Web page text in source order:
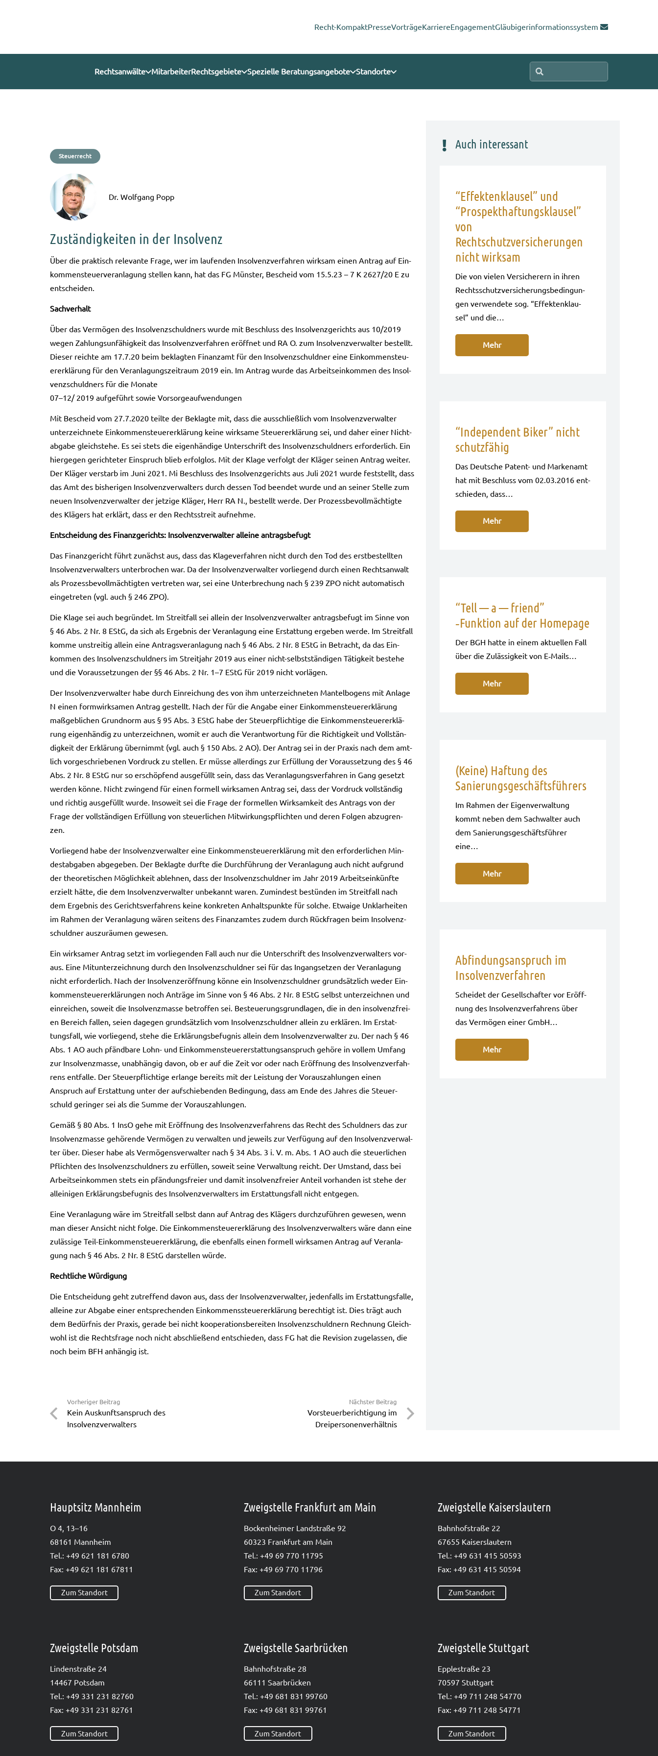
Recht-KompaktPresseVorträgeKarriereEngagementGläubigerinformationssystem
Rechtsanwälte MitarbeiterRechtsgebiete Spezielle Beratungsangebote Standorte
Steuerrecht
Dr. Wolfgang Popp
Zuständigkeiten in der Insolvenz
Über die prak­tisch rele­van­te Frage, wer im lau­fen­den Insol­venz­ver­fah­ren wirk­sam einen Antrag auf Ein­
kom­men­steu­er­ver­an­la­gung stel­len kann, hat das FG Müns­ter, Bescheid vom 15.5.23 – 7 K 2627/20 E zu
ent­schei­den.
Sach­ver­halt
Über das Ver­mö­gen des Insol­venz­schuld­ners wurde mit Beschluss des Insol­venz­ge­richts aus 10/2019
wegen Zah­lungs­un­fä­hig­keit das Insol­venz­ver­fah­ren eröff­net und RA O. zum Insol­venz­ver­wal­ter bestellt.
Die­ser reich­te am 17.7.20 beim beklag­ten Finanz­amt für den Insol­venz­schuld­ner eine Ein­kom­men­steu­
er­erklä­rung für den Ver­an­la­gungs­zeit­raum 2019 ein. Im Antrag wurde das Arbeits­ein­kom­men des Insol­
venz­schuld­ners für die Mona­te
07–12/ 2019 auf­ge­führt sowie Vor­sor­ge­auf­wen­dun­gen
Mit Bescheid vom 27.7.2020 teil­te der Beklag­te mit, dass die aus­schließ­lich vom Insol­venz­ver­wal­ter
unter­zeich­ne­te Ein­kom­men­steu­er­erklä­rung keine wirk­sa­me Steu­er­erklä­rung sei, und daher einer Nicht­
ab­ga­be gleich­ste­he. Es sei stets die eigen­hän­di­ge Unter­schrift des Insol­venz­schuld­ners erfor­der­lich. Ein
hier­ge­gen gerich­te­ter Ein­spruch blieb erfolg­los. Mit der Klage ver­folgt der Klä­ger sei­nen Antrag wei­ter.
Der Klä­ger ver­starb im Juni 2021. Mi Beschluss des Insol­venz­ge­richts aus Juli 2021 wurde fest­stellt, dass
das Amt des bis­he­ri­gen Insol­venz­ver­wal­ters durch des­sen Tod been­det wurde und an sei­ner Stel­le zum
neuen Insol­venz­ver­wal­ter der jet­zi­ge Klä­ger, Herr RA N., bestellt werde. Der Pro­zess­be­voll­mäch­tig­te
des Klä­gers hat erklärt, dass er den Rechts­streit auf­neh­me.
Ent­schei­dung des Finanz­ge­richts: Insol­venz­ver­wal­ter allei­ne antrags­be­fugt
Das Finanz­ge­richt führt zunächst aus, dass das Kla­ge­ver­fah­ren nicht durch den Tod des erst­be­stell­ten
Insol­venz­ver­wal­ters unter­bro­chen war. Da der Insol­venz­ver­wal­ter vor­lie­gend durch einen Rechts­an­walt
als Pro­zess­be­voll­mäch­tig­ten ver­tre­ten war, sei eine Unter­bre­chung nach § 239 ZPO nicht auto­ma­tisch
ein­ge­tre­ten (vgl. auch § 246 ZPO).
Die Klage sei auch begrün­det. Im Streit­fall sei allein der Insol­venz­ver­wal­ter antrags­be­fugt im Sinne von
§ 46 Abs. 2 Nr. 8 EStG, da sich als Ergeb­nis der Ver­an­la­gung eine Erstat­tung erge­ben werde. Im Streit­fall
komme unstrei­tig allein eine Antrags­ver­an­la­gung nach § 46 Abs. 2 Nr. 8 EStG in Betracht, da das Ein­
kom­men des Insol­venz­schuld­ners im Streit­jahr 2019 aus einer nicht-selbstständigen Tätig­keit bestehe
und die Vor­aus­set­zun­gen der §§ 46 Abs. 2 Nr. 1–7 EStG für 2019 nicht vor­lä­gen.
Der Insol­venz­ver­wal­ter habe durch Ein­rei­chung des von ihm unter­zeich­ne­ten Man­tel­bo­gens mit Anla­ge
N einen form­wirk­sa­men Antrag gestellt. Nach der für die Anga­be einer Ein­kom­men­steu­er­erklä­rung
maß­geb­li­chen Grund­norm aus § 95 Abs. 3 EStG habe der Steu­er­pflich­ti­ge die Ein­kom­men­steu­er­erklä­
rung eigen­hän­dig zu unter­zeich­nen, womit er auch die Ver­ant­wor­tung für die Rich­tig­keit und Voll­stän­
dig­keit der Erklä­rung über­nimmt (vgl. auch § 150 Abs. 2 AO). Der Antrag sei in der Pra­xis nach dem amt­
lich vor­ge­schrie­be­nen Vor­druck zu stel­len. Er müsse aller­dings zur Erfül­lung der Vor­aus­set­zung des § 46
Abs. 2 Nr. 8 EStG nur so erschöp­fend aus­ge­füllt sein, dass das Ver­an­la­gungs­ver­fah­ren in Gang gesetzt
wer­den könne. Nicht zwin­gend für einen for­mell wirk­sa­men Antrag sei, dass der Vor­druck voll­stän­dig
und rich­tig aus­ge­füllt wurde. Inso­weit sei die Frage der for­mel­len Wirk­sam­keit des Antrags von der
Frage der voll­stän­di­gen Erfül­lung von steu­er­li­chen Mit­wir­kungs­pflich­ten und deren Fol­gen abzu­gren­
zen.
Vor­lie­gend habe der Insol­venz­ver­wal­ter eine Ein­kom­men­steu­er­erklä­rung mit den erfor­der­li­chen Min­
dest­ab­ga­ben abge­ge­ben. Der Beklag­te durf­te die Durch­füh­rung der Ver­an­la­gung auch nicht auf­grund
der theo­re­ti­schen Mög­lich­keit ableh­nen, dass der Insol­venz­schuld­ner im Jahr 2019 Arbeits­ein­künf­te
erzielt hätte, die dem Insol­venz­ver­wal­ter unbe­kannt waren. Zumin­dest bestün­den im Streit­fall nach
dem Ergeb­nis des Gerichts­ver­fah­rens keine kon­kre­ten Anhalts­punk­te für sol­che. Etwa­ige Unklar­hei­ten
im Rah­men der Ver­an­la­gung wären sei­tens des Finanz­am­tes zudem durch Rück­fra­gen beim Insol­venz­
schuld­ner aus­zu­räu­men gewe­sen.
Ein wirk­sa­mer Antrag setzt im vor­lie­gen­den Fall auch nur die Unter­schrift des Insol­venz­ver­wal­ters vor­
aus. Eine Mit­un­ter­zeich­nung durch den Insol­venz­schuld­ner sei für das Ingang­set­zen der Ver­an­la­gung
nicht erfor­der­lich. Nach der Insol­venz­er­öff­nung könne ein Insol­venz­schuld­ner grund­sätz­lich weder Ein­
kom­men­steu­er­erklä­run­gen noch Anträ­ge im Sinne von § 46 Abs. 2 Nr. 8 EStG selbst unter­zeich­nen und
ein­rei­chen, soweit die Insol­venz­mas­se betrof­fen sei. Besteue­rungs­grund­la­gen, die in den insol­venz­frei­
en Bereich fal­len, seien dage­gen grund­sätz­lich vom Insol­venz­schuld­ner allein zu erklä­ren. Im Erstat­
tungs­fall, wie vor­lie­gend, stehe die Erklä­rungs­be­fug­nis allein dem Insol­venz­ver­wal­ter zu. Der nach § 46
Abs. 1 AO auch pfänd­ba­re Lohn- und Ein­kom­men­steu­er­erstat­tungs­an­spruch gehö­re in vol­lem Umfang
zur Insol­venz­mas­se, unab­hän­gig davon, ob er auf die Zeit vor oder nach Eröff­nung des Insol­venz­ver­fah­
rens ent­fal­le. Der Steu­er­pflich­ti­ge erlan­ge bereits mit der Leis­tung der Vor­aus­zah­lun­gen einen
Anspruch auf Erstat­tung unter der auf­schie­ben­den Bedin­gung, dass am Ende des Jah­res die Steu­er­
schuld gerin­ger sei als die Summe der Vor­aus­zah­lun­gen.
Gemäß § 80 Abs. 1 InsO gehe mit Eröff­nung des Insol­venz­ver­fah­rens das Recht des Schuld­ners das zur
Insol­venz­mas­se gehö­ren­de Ver­mö­gen zu ver­wal­ten und jeweils zur Ver­fü­gung auf den Insol­venz­ver­wal­
ter über. Die­ser habe als Ver­mö­gens­ver­wal­ter nach § 34 Abs. 3 i. V. m. Abs. 1 AO auch die steu­er­li­chen
Pflich­ten des Insol­venz­schuld­ners zu erfül­len, soweit seine Ver­wal­tung reicht. Der Umstand, dass bei
Arbeits­ein­kom­men stets ein pfän­dungs­frei­er und damit insol­venz­frei­er Anteil vor­han­den ist stehe der
allei­ni­gen Erklä­rungs­be­fug­nis des Insol­venz­ver­wal­ters im Erstat­tungs­fall nicht ent­ge­gen.
Eine Ver­an­la­gung wäre im Streit­fall selbst dann auf Antrag des Klä­gers durch­zu­füh­ren gewe­sen, wenn
man die­ser Ansicht nicht folge. Die Ein­kom­men­steu­er­erklä­rung des Insol­venz­ver­wal­ters wäre dann eine
zuläs­si­ge Teil-Einkommensteuererklärung, die eben­falls einen for­mell wirk­sa­men Antrag auf Ver­an­la­
gung nach § 46 Abs. 2 Nr. 8 EStG dar­stel­len würde.
Recht­li­che Wür­di­gung
Die Ent­schei­dung geht zutref­fend davon aus, dass der Insol­venz­ver­wal­ter, jeden­falls im Erstat­tungs­fal­le,
allei­ne zur Abga­be einer ent­spre­chen­den Ein­kom­mens­steu­er­erklä­rung berech­tigt ist. Dies trägt auch
dem Bedürf­nis der Pra­xis, gera­de bei nicht koope­ra­ti­ons­be­rei­ten Insol­venz­schuld­nern Rech­nung Gleich­
wohl ist die Rechts­fra­ge noch nicht abschlie­ßend ent­schie­den, dass FG hat die Revi­si­on zuge­las­sen, die
noch beim BFH anhän­gig ist.
Vorheriger Beitrag
Kein Auskunftsanspruch des
Insolvenzverwalters
Nächster Beitrag
Vorsteuerberichtigung im
Dreipersonenverhältnis
Auch interessant
“Effektenklausel” und
“Prospekthaftungsklausel”
von
Rechtschutzversicherungen
nicht wirksam
Die von vie­len Ver­si­che­rern in ihren
Rechts­schutz­ver­si­che­rungs­be­din­gun­
gen ver­wen­de­te sog. “Effek­ten­klau­
sel” und die…
Mehr
“Independent Biker” nicht
schutzfähig
Das Deut­sche Patent- und Mar­ken­amt
hat mit Beschluss vom 02.03.2016 ent­
schie­den, dass…
Mehr
“Tell — a — friend”
‑Funktion auf der Homepage
Der BGH hatte in einem aktu­el­len Fall
über die Zuläs­sig­keit von E‑Mails…
Mehr
(Keine) Haftung des
Sanierungsgeschäftsführers
Im Rah­men der Eigen­ver­wal­tung
kommt neben dem Sach­wal­ter auch
dem Sanie­rungs­ge­schäfts­füh­rer
eine…
Mehr
Abfindungsanspruch im
Insolvenzverfahren
Schei­det der Gesell­schaf­ter vor Eröff­
nung des Insol­venz­ver­fah­rens über
das Ver­mö­gen einer GmbH…
Mehr
Hauptsitz Mannheim
O 4, 13–16
68161 Mann­heim
Tel.: +49 621 181 6780
Fax: +49 621 181 67811
Zum Standort
Zweigstelle Frankfurt am Main
Bocken­hei­mer Land­stra­ße 92
60323 Frank­furt am Main
Tel.: +49 69 770 11795
Fax: +49 69 770 11796
Zum Standort
Zweigstelle Kaiserslautern
Bahn­hof­stra­ße 22
67655 Kai­sers­lau­tern
Tel.: +49 631 415 50593
Fax: +49 631 415 50594
Zum Standort
Zweigstelle Potsdam
Lin­den­stra­ße 24
14467 Pots­dam
Tel.: +49 331 231 82760
Fax: +49 331 231 82761
Zum Standort
Zweigstelle Saarbrücken
Bahn­hof­stra­ße 28
66111 Saar­brü­cken
Tel.: +49 681 831 99760
Fax: +49 681 831 99761
Zum Standort
Zweigstelle Stuttgart
Epp­le­straße 23
70597 Stutt­gart
Tel.: +49 711 248 54770
Fax: +49 711 248 54771
Zum Standort